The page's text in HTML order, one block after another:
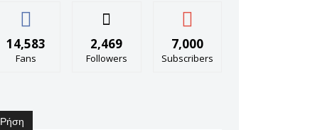
14,583
Fans
2,469
Followers
7,000
Subscribers
Ρήση